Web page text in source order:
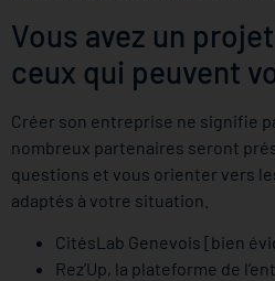
Vous avez un
ceux qui peuvent
Créer son entreprise ne signifie
nombreux partenaires seront
questions et vous orienter vers
adaptés à votre situation.
CitésLab Genevois [bien
Rez’Up, la plateforme de